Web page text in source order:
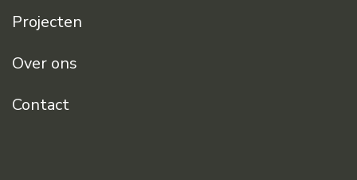
Projecten
Over ons
Contact